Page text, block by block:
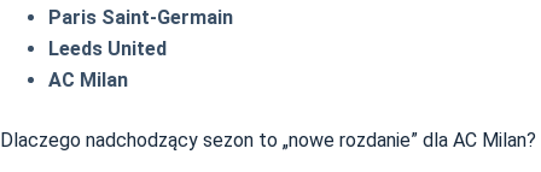
Paris Saint-Germain
Leeds United
AC Milan
Dlaczego nadchodzący sezon to „nowe rozdanie” dla AC Milan?